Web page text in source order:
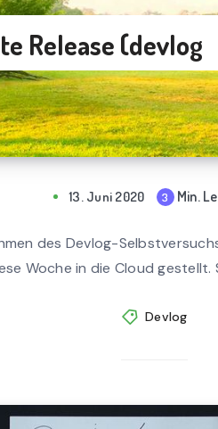
Release (devlog
13. Juni 2020
3
d
Min.
des Devlog-
Woche in die Cloud gestellt.
Devlog